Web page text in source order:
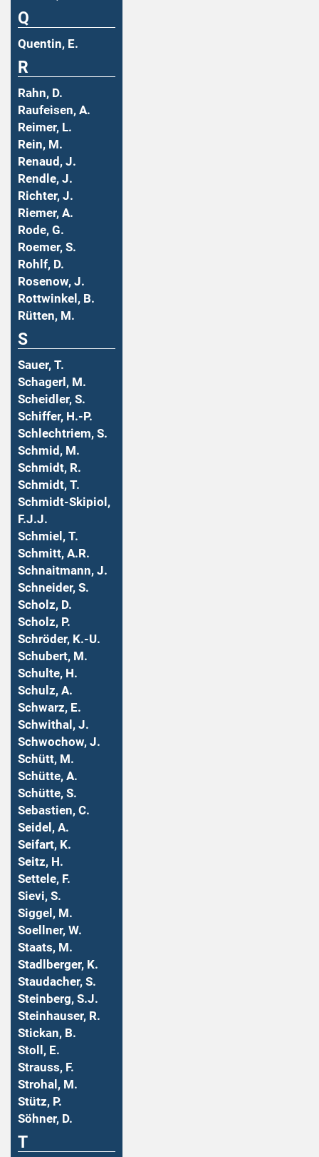
Q
Quentin, E.
R
Rahn, D.
Raufeisen, A.
Reimer, L.
Rein, M.
Renaud, J.
Rendle, J.
Richter, J.
Riemer, A.
Rode, G.
Roemer, S.
Rohlf, D.
Rosenow, J.
Rottwinkel, B.
Rütten, M.
S
Sauer, T.
Schagerl, M.
Scheidler, S.
Schiffer, H.-P.
Schlechtriem, S.
Schmid, M.
Schmidt, R.
Schmidt, T.
Schmidt-Skipiol,
F.J.J.
Schmiel, T.
Schmitt, A.R.
Schnaitmann, J.
Schneider, S.
Scholz, D.
Scholz, P.
Schröder, K.-U.
Schubert, M.
Schulte, H.
Schulz, A.
Schwarz, E.
Schwithal, J.
Schwochow, J.
Schütt, M.
Schütte, A.
Schütte, S.
Sebastien, C.
Seidel, A.
Seifart, K.
Seitz, H.
Settele, F.
Sievi, S.
Siggel, M.
Soellner, W.
Staats, M.
Stadlberger, K.
Staudacher, S.
Steinberg, S.J.
Steinhauser, R.
Stickan, B.
Stoll, E.
Strauss, F.
Strohal, M.
Stütz, P.
Söhner, D.
T